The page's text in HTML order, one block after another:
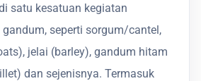
satu kesatuan kegiatan
seperti sorgum/cantel,
jelai (barley), gandum hitam
dan sejenisnya. Termasuk